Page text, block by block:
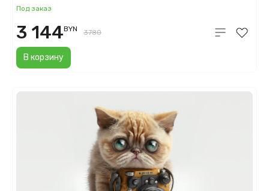
(Starlight)
Под заказ
В корзину
3 144BYN 3780